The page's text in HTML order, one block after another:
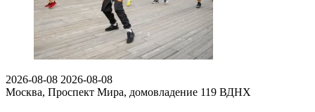
2026-08-08 2026-08-08
Москва, Проспект Мира, домовладение 119 ВДНХ